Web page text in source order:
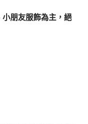
朋友服飾為主，絕